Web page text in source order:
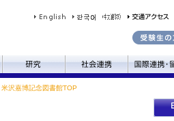
米沢嘉博記念図書館TOP